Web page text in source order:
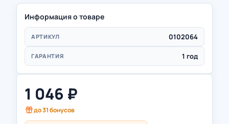
Информация о товаре
АРТИКУЛ 0102064
ГАРАНТИЯ 1 год
1 046 ₽
до31бонусов